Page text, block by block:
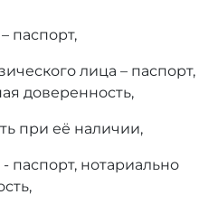
паспорт,
лица – паспорт,
доверенность,
при её наличии,
паспорт, нотариально